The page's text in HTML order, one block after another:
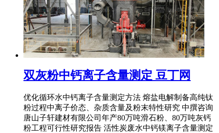
双灰粉中钙离子含量测定 豆丁网
优化循环水中钙离子含量测定方法 熔盐电解制备高纯钛
粉过程中离子价态、杂质含量及粉末特性研究 中撰咨询
唐山子轩建材有限公司年产80万吨滑石粉、80万吨灰钙
粉工程可行性研究报告 活性炭废水中钙镁离子含量测定